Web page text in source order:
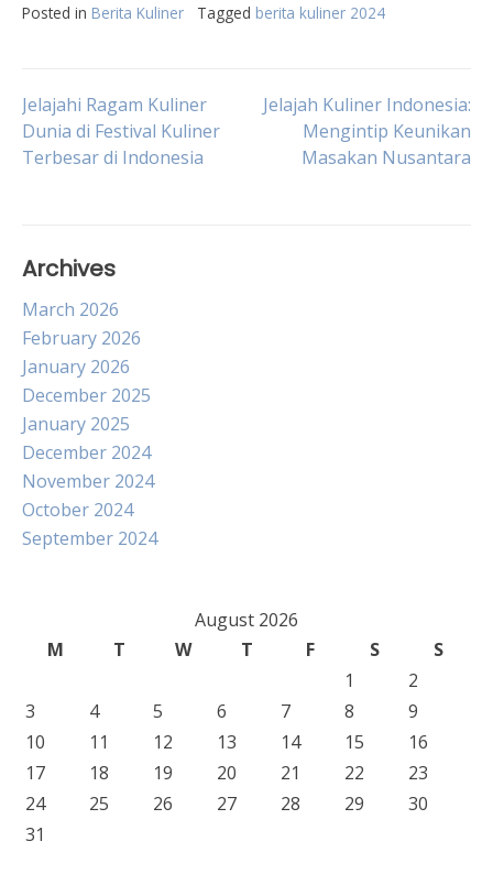
Posted in Berita Kuliner Tagged berita kuliner 2024
Post
navigation
Jelajahi Ragam Kuliner
Dunia di Festival Kuliner
Terbesar di Indonesia
Jelajah Kuliner Indonesia:
Mengintip Keunikan
Masakan Nusantara
Archives
March 2026
February 2026
January 2026
December 2025
January 2025
December 2024
November 2024
October 2024
September 2024
August 2026
M
T W T F S
S
1
2
3
4 5 6 7 8
9
10
11 12 13 14 15
16
17
18 19 20 21 22
23
24
25 26 27 28 29
30
31